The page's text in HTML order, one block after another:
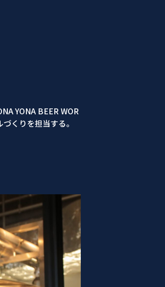
YONA BEER WOR
くりを担当する。